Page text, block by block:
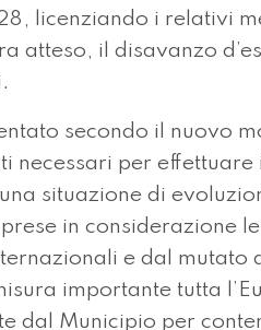
licenziando i relativi
atteso, il disavanzo
secondo il nuovo
necessari per
situazione di
in considerazione
e dal mutato
importante tutta
dal Municipio per